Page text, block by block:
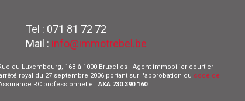
Tel : 071 81 72 72
Mail : info@immotrebel.be
du Luxembourg, 16B à 1000 Bruxelles - Agent immobilier courtier
royal du 27 septembre 2006 portant sur l'approbation du code de
RC professionnelle :AXA 730.390.160